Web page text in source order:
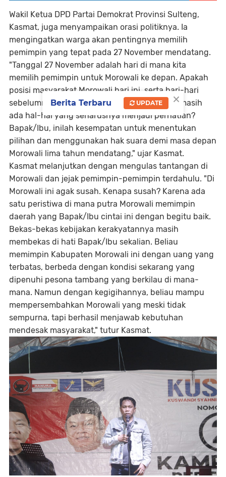
Wakil Ketua DPD Partai Demokrat Provinsi Sulteng,
Kasmat, juga menyampaikan orasi politiknya. Ia
mengingatkan warga akan pentingnya memilih
pemimpin yang tepat pada 27 November mendatang.
"Tanggal 27 November adalah hari di mana kita
memilih pemimpin untuk Morowali ke depan. Apakah
posisi masyarakat Morowali hari ini, serta hari-hari
sebelumnya, sudah diurus dengan baik atau masih
ada hal-hal yang seharusnya menjadi perhatian?
Bapak/Ibu, inilah kesempatan untuk menentukan
pilihan dan menggunakan hak suara demi masa depan
Morowali lima tahun mendatang," ujar Kasmat.
Kasmat melanjutkan dengan mengulas tantangan di
Morowali dan jejak pemimpin-pemimpin terdahulu. "Di
Morowali ini agak susah. Kenapa susah? Karena ada
satu peristiwa di mana putra Morowali memimpin
daerah yang Bapak/Ibu cintai ini dengan begitu baik.
Bekas-bekas kebijakan kerakyatannya masih
membekas di hati Bapak/Ibu sekalian. Beliau
memimpin Kabupaten Morowali ini dengan uang yang
terbatas, berbeda dengan kondisi sekarang yang
dipenuhi pesona tambang yang berkilau di mana-
mana. Namun dengan kegigihannya, beliau mampu
mempersembahkan Morowali yang meski tidak
sempurna, tapi berhasil menjawab kebutuhan
mendesak masyarakat," tutur Kasmat.
×
Berita Terbaru UPDATE